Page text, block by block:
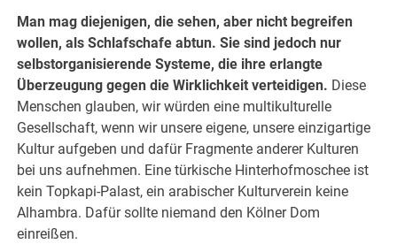
Man mag diejenigen, die sehen, aber nicht begreifen
wollen, als Schlafschafe abtun. Sie sind jedoch nur
selbstorganisierende Systeme, die ihre erlangte
Überzeugung gegen die Wirklichkeit verteidigen. Diese
Menschen glauben, wir würden eine multikulturelle
Gesellschaft, wenn wir unsere eigene, unsere einzigartige
Kultur aufgeben und dafür Fragmente anderer Kulturen
bei uns aufnehmen. Eine türkische Hinterhofmoschee ist
kein Topkapi-Palast, ein arabischer Kulturverein keine
Alhambra. Dafür sollte niemand den Kölner Dom
einreißen.